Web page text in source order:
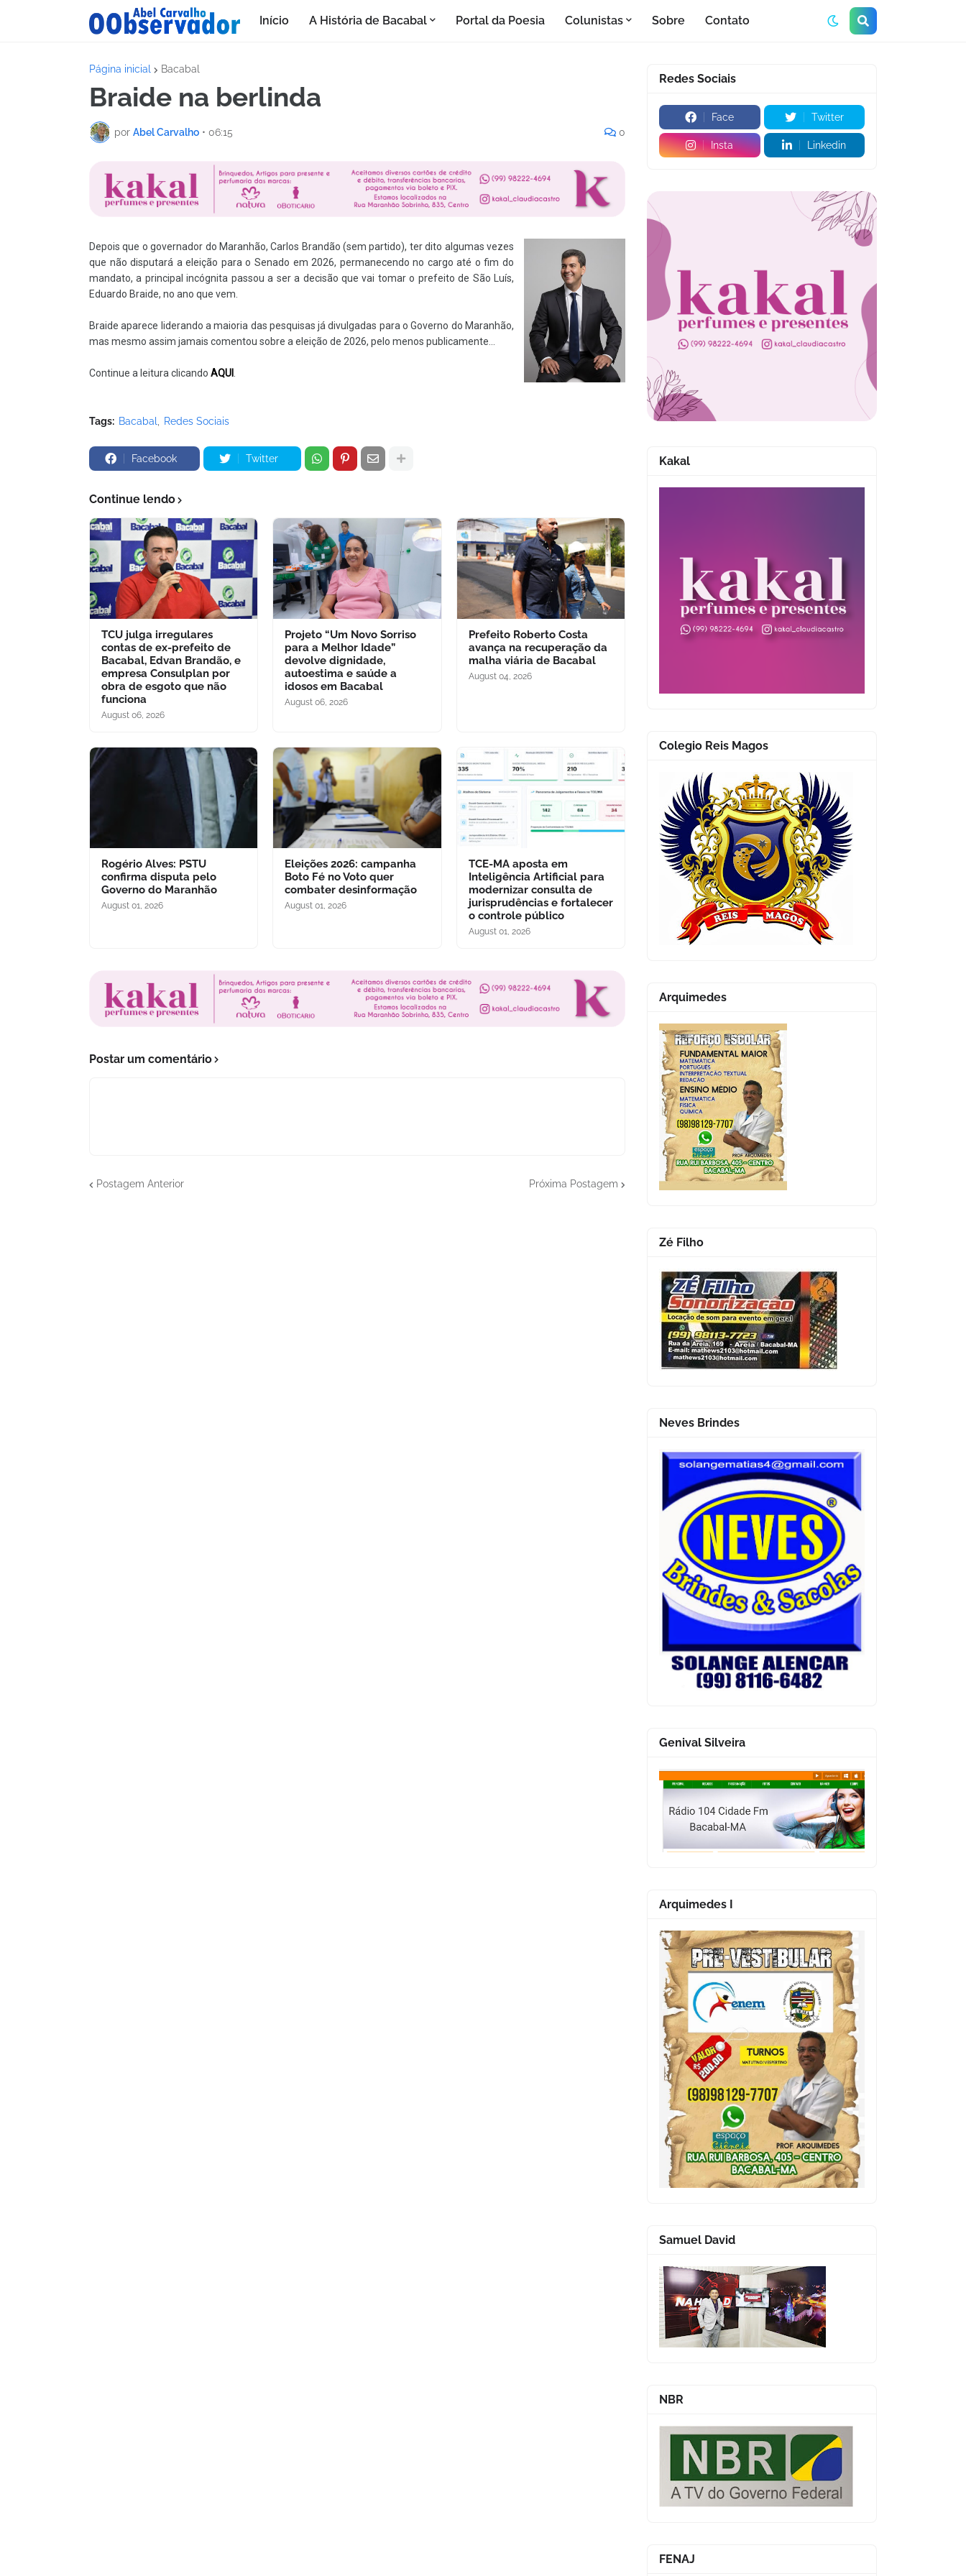
Início A História de Bacabal Portal da Poesia Colunistas Sobre Contato
Página inicial Bacabal
Braide na berlinda
por Abel Carvalho • 06:15 0
Depois que o governador do Maranhão, Carlos Brandão (sem partido), ter dito algumas vezes
que não disputará a eleição para o Senado em 2026, permanecendo no cargo até o fim do
mandato, a principal incógnita passou a ser a decisão que vai tomar o prefeito de São Luís,
Eduardo Braide, no ano que vem.
Braide aparece liderando a maioria das pesquisas já divulgadas para o Governo do Maranhão,
mas mesmo assim jamais comentou sobre a eleição de 2026, pelo menos publicamente...
Continue a leitura clicando AQUI .
Tags: Bacabal Redes Sociais
Facebook Twitter
Continue lendo
TCU julga irregulares
contas de ex-prefeito de
Bacabal, Edvan Brandão, e
empresa Consulplan por
obra de esgoto que não
funciona
August 06, 2026
Projeto “Um Novo Sorriso
para a Melhor Idade”
devolve dignidade,
autoestima e saúde a
idosos em Bacabal
August 06, 2026
Prefeito Roberto Costa
avança na recuperação da
malha viária de Bacabal
August 04, 2026
Rogério Alves: PSTU
confirma disputa pelo
Governo do Maranhão
August 01, 2026
Eleições 2026: campanha
Boto Fé no Voto quer
combater desinformação
August 01, 2026
TCE-MA aposta em
Inteligência Artificial para
modernizar consulta de
jurisprudências e fortalecer
o controle público
August 01, 2026
Postar um comentário
Postagem Anterior Próxima Postagem
Redes Sociais
Face Twitter
Insta Linkedin
Kakal
Colegio Reis Magos
Arquimedes
Zé Filho
Neves Brindes
Genival Silveira
Arquimedes I
Samuel David
NBR
FENAJ